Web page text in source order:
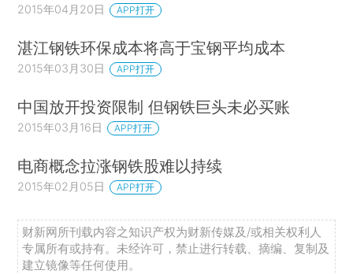
2015年04月20日 APP打开
湛江钢铁环保成本将高于宝钢平均成本
2015年03月30日 APP打开
中国放开投资限制 但钢铁巨头未必买账
2015年03月16日 APP打开
电商概念拉涨钢铁股难以持续
2015年02月05日 APP打开
财新网所刊载内容之知识产权为财新传媒及/或相关权利人
专属所有或持有。未经许可，禁止进行转载、摘编、复制及
建立镜像等任何使用。